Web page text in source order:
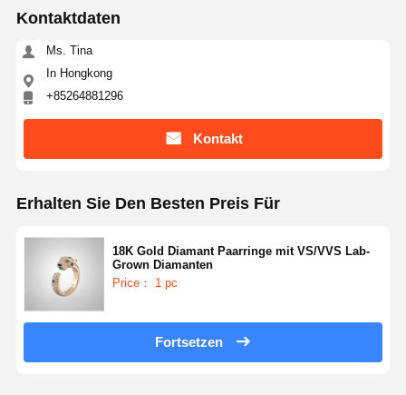
Kontaktdaten
Ms. Tina
In Hongkong
+85264881296
Kontakt
Erhalten Sie Den Besten Preis Für
18K Gold Diamant Paarringe mit VS/VVS Lab-
Grown Diamanten
Price： 1 pc
Fortsetzen